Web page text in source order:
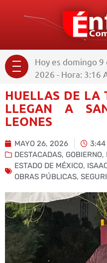
Hoy es domingo
2026 - Hora: 3:16
HUELLAS DE LA
LLEGAN A
LEONES
MAYO 26, 2026
3:44
DESTACADAS, GOBIERNO,
ESTADO DE MÉXICO,
OBRAS PÚBLICAS,